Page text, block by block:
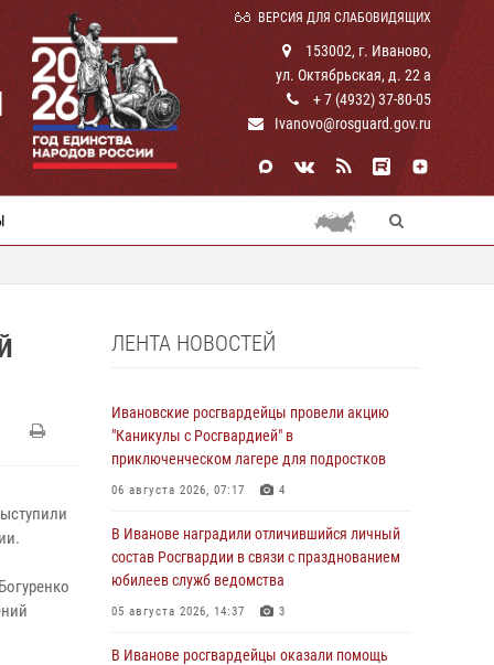
ВЕРСИЯ ДЛЯ СЛАБОВИДЯЩИХ
153002, г. Иваново,
ул. Октябрьская, д. 22 а
+ 7 (4932) 37-80-05
Ivanovo@rosguard.gov.ru
ЛЕНТА НОВОСТЕЙ
Ивановские росгвардейцы провели акцию
"Каникулы с Росгвардией" в
приключенческом лагере для подростков
06 августа 2026, 07:17 4
В Иванове наградили отличившийся личный
состав Росгвардии в связи с празднованием
юбилеев служб ведомства
05 августа 2026, 14:37 3
В Иванове росгвардейцы оказали помощь